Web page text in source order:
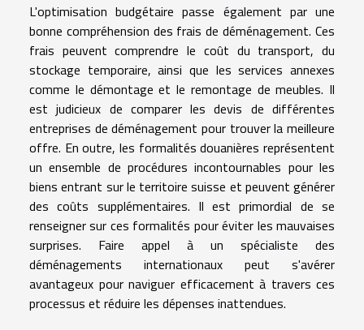
L'optimisation budgétaire passe également par une
bonne compréhension des frais de déménagement. Ces
frais peuvent comprendre le coût du transport, du
stockage temporaire, ainsi que les services annexes
comme le démontage et le remontage de meubles. Il
est judicieux de comparer les devis de différentes
entreprises de déménagement pour trouver la meilleure
offre. En outre, les formalités douanières représentent
un ensemble de procédures incontournables pour les
biens entrant sur le territoire suisse et peuvent générer
des coûts supplémentaires. Il est primordial de se
renseigner sur ces formalités pour éviter les mauvaises
surprises. Faire appel à un spécialiste des
déménagements internationaux peut s'avérer
avantageux pour naviguer efficacement à travers ces
processus et réduire les dépenses inattendues.